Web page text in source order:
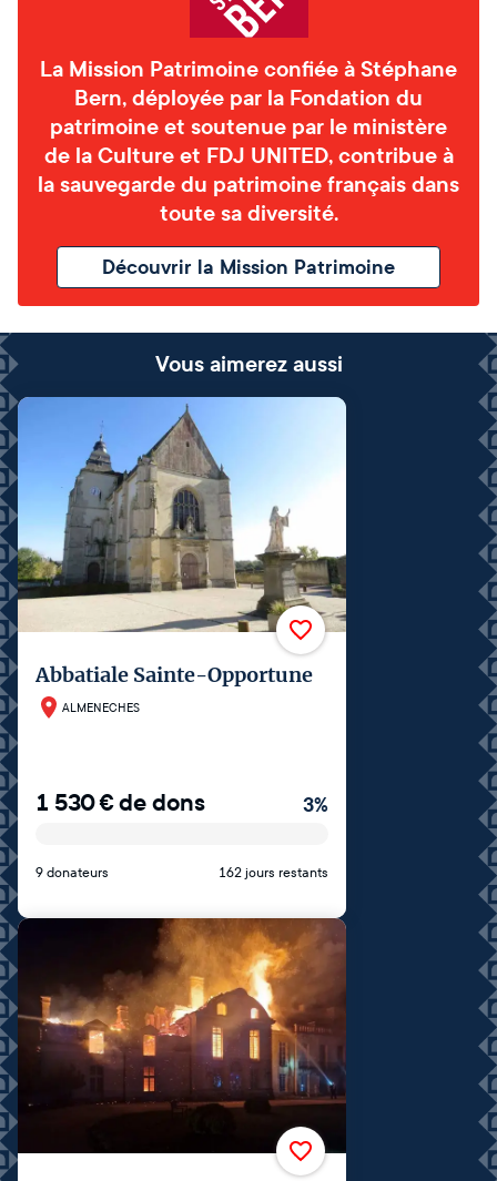
La Mission Patrimoine confiée à Stéphane
Bern, déployée par la Fondation du
patrimoine et soutenue par le ministère
de la Culture et FDJ UNITED, contribue à
la sauvegarde du patrimoine français dans
toute sa diversité.
Découvrir la Mission Patrimoine
Vous aimerez aussi
Abbatiale Sainte-Opportune
ALMENECHES
1 530€de dons 3%
9 donateurs 162 jours restants